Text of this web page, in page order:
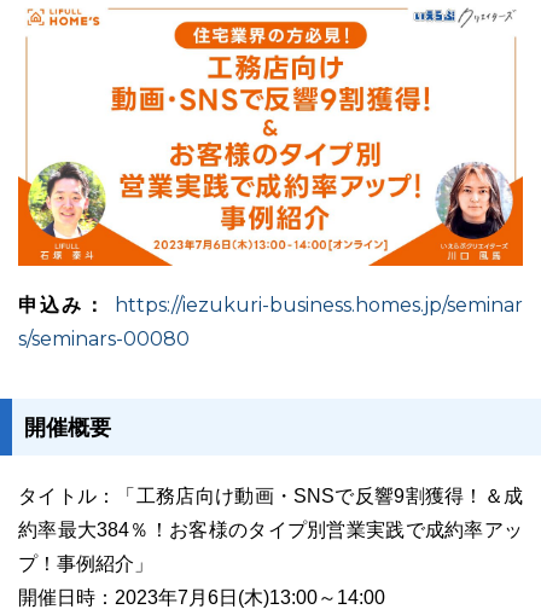
ユーザーインタビュー ホームページ制作実績
申込み：
https://iezukuri-business.homes.jp/seminar
s/seminars-00080
開催概要
タイトル：「工務店向け動画・SNSで反響9割獲得！＆成
約率最大384％！お客様のタイプ別営業実践で成約率アッ
プ！事例紹介」
開催日時：2023年7月6日(木)13:00～14:00